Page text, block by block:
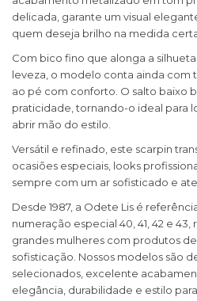
delicada, garante um visual
quem deseja brilho na medida
Com bico fino que alonga a
leveza, o modelo conta ainda com
ao pé com conforto. O salto baixo
praticidade, tornando-o ideal para
abrir mão do estilo.
Versátil e refinado, este scarpin
ocasiões especiais, looks
sempre com um ar sofisticado e
Desde 1987, a Odete Lis é
numeração especial 40, 41, 42 e
grandes mulheres com produtos
sofisticação. Nossos modelos são
selecionados, excelente
elegância, durabilidade e estilo